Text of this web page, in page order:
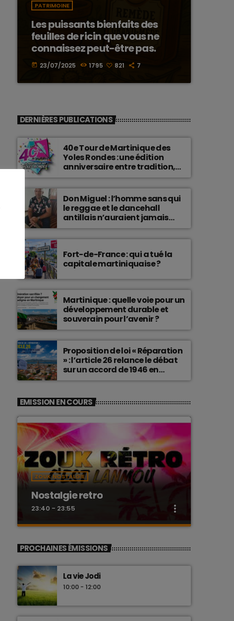
PATRIMOINE
Les puissants bienfaits des
feuilles de ricin que vous ne
connaissez peut-être pas.
today 23/07/2025 1795 821 7
DERNIÈRES PUBLICATIONS
40e Tour de Martinique des
Yoles Rondes : une édition
anniversaire entre tradition,
passion et fierté
martiniquaise.
Don Miguel : l’homme sans qui
le reggae et le dancehall
antillais n’auraient jamais
connu une telle histoire.
Fort-de-France : qui a tué la
capitale martiniquaise ?
Martinique : quelle voie pour un
développement durable et
souverain pour l’avenir ?
Proposition de loi « Réparation
» : l’article 26 relance le débat
sur un accord de 1946 en
Martinique
EMISSION EN COURS
ZOUK NOSTALGIE
Nostalgie retro
23:40 - 23:55 more_vert
Nostalgie retro
Les plus beaux Zouk des années 80
PROCHAINES ÉMISSIONS
La vie Jodi
10:00 - 12:00